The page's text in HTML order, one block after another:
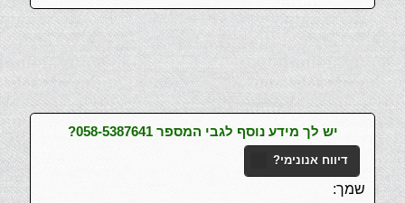
יש לך מידע נוסף לגבי המספר 058-5387641?
דיווח אנונימי?
שמך: